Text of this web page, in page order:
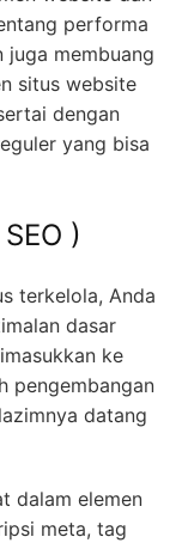
performa
juga membuang
situs website
dengan
yang bisa
)
terkelola, Anda
dasar
ke
pengembangan
datang
dalam elemen
meta, tag